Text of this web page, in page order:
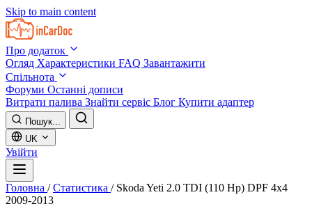
Skip to main content
Про додаток
Огляд Характеристики FAQ Завантажити
Спільнота
Форуми Останні дописи
Витрати палива Знайти сервіс Блог Купити адаптер
Пошук...
UK
Увійти
Головна / Статистика / Skoda Yeti 2.0 TDI (110 Hp) DPF 4x4
2009-2013